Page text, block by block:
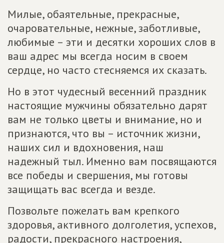
Милые, обаятельные, прекрасные,
очаровательные, нежные, заботливые,
любимые – эти и десятки хороших слов в
ваш адрес мы всегда носим в своем
сердце, но часто стесняемся их сказать.
Но в этот чудесный весенний праздник
настоящие мужчины обязательно дарят
вам не только цветы и внимание, но и
признаются, что вы – источник жизни,
наших сил и вдохновения, наш
надежный тыл. Именно вам посвящаются
все победы и свершения, мы готовы
защищать вас всегда и везде.
Позвольте пожелать вам крепкого
здоровья, активного долголетия, успехов,
радости, прекрасного настроения,